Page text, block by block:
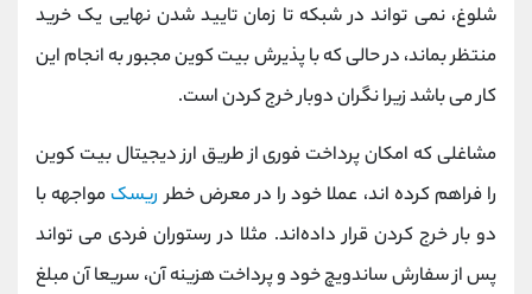
شلوغ، نمی تواند در شبکه تا زمان تایید شدن نهایی یک خرید
منتظر بماند، در حالی که با پذیرش بیت کوین مجبور به انجام این
کار می باشد زیرا نگران دوبار خرج کردن است.
مشاغلی که امکان پرداخت فوری از طریق ارز دیجیتال بیت کوین
را فراهم کرده اند، عملا خود را در معرض خطر ریسک مواجهه با
دو بار خرج کردن قرار داده‌اند. مثلا در رستوران فردی می تواند
پس از سفارش ساندویچ خود و پرداخت هزینه آن، سریعا آن مبلغ